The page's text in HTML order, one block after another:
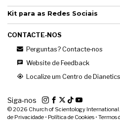
Kit para as Redes Sociais
CONTACTE‑NOS
Perguntas? Contacte‑nos
Website de Feedback
Localize um Centro de Dianetics
Siga‑nos
© 2026 Church of Scientology International.
de Privacidade • Política de Cookies • Termos